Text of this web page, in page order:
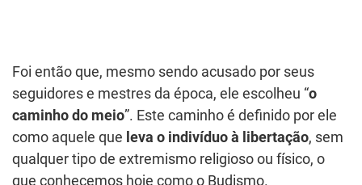
Foi então que, mesmo sendo acusado por seus
seguidores e mestres da época, ele escolheu “o
caminho do meio”. Este caminho é definido por ele
como aquele que leva o indivíduo à libertação, sem
qualquer tipo de extremismo religioso ou físico, o
que conhecemos hoje como o Budismo.